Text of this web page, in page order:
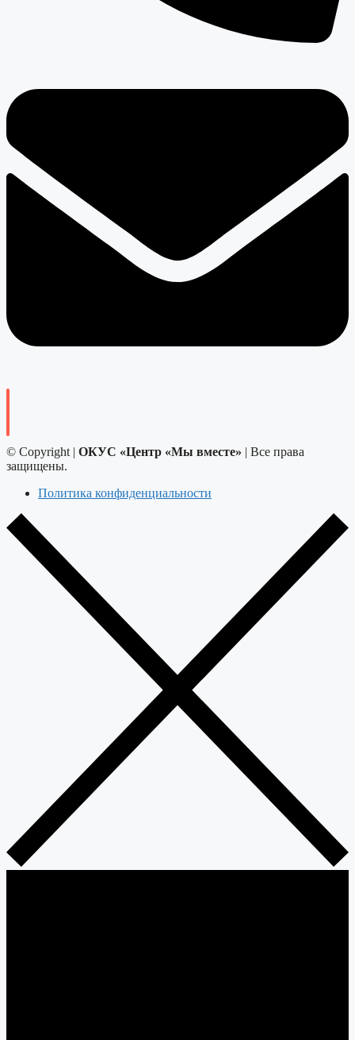
© Copyright | ОКУС «Центр «Мы вместе» | Все права
защищены.
Политика конфиденциальности